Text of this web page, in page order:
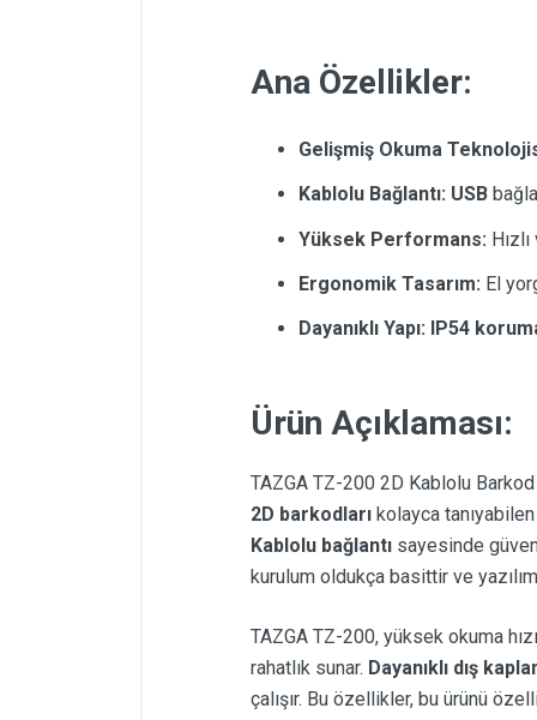
Ana Özellikler:
Gelişmiş Okuma
Kablolu Bağlantı: USB
Yüksek Performans:
Ergonomik Tasarım: El
Dayanıklı Yapı: IP54
Ürün Açıklaması:
TAZGA TZ-200 2D Kablolu
2D barkodları kolayca
Kablolu bağlantı sayesinde
kurulum oldukça basittir ve
TAZGA TZ-200, yüksek okuma
rahatlık sunar. Dayanıklı dış
çalışır. Bu özellikler, bu ürünü